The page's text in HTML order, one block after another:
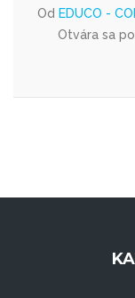
Od EDUCO -
Otvára sa